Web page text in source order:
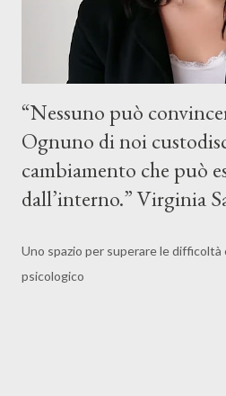
“Nessuno può
Ognuno di noi
cambiamento che può
dall’interno.” Virginia
Uno spazio per superare le
psicologico